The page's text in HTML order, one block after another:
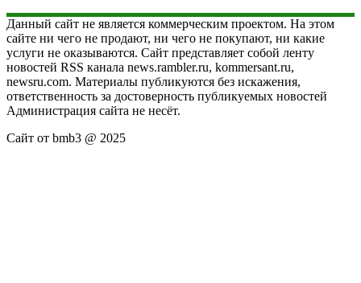
Данный сайт не является коммерческим проектом. На этом
сайте ни чего не продают, ни чего не покупают, ни какие
услуги не оказываются. Сайт представляет собой ленту
новостей RSS канала news.rambler.ru, kommersant.ru,
newsru.com. Материалы публикуются без искажения,
ответственность за достоверность публикуемых новостей
Администрация сайта не несёт.
Сайт от bmb3 @ 2025